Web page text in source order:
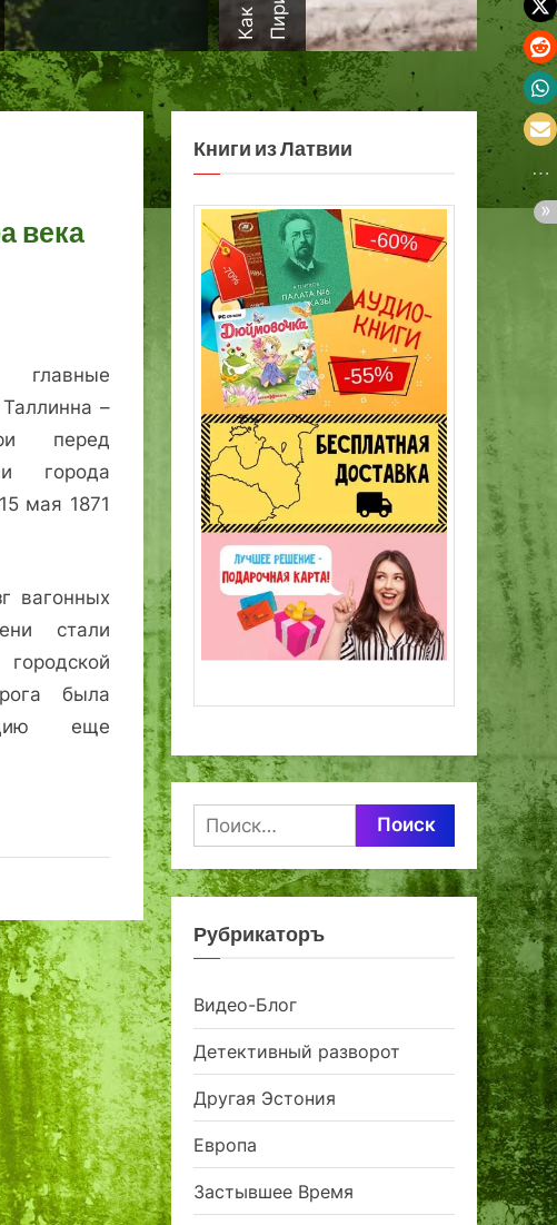
века
главные
–
перед
города
мая 1871
вагонных
стали
была
еще
Книги из Латвии
Найти:
Рубрикаторъ
Видео-Блог
Детективный разворот
Другая Эстония
Европа
Застывшее Время